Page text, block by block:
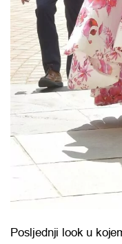
Posljednji look u